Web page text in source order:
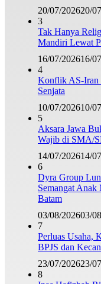
20/07/202620/
3
Tak Hanya
Mandiri Lewat
16/07/202616/
4
Konflik AS-Iran
Senjata
10/07/202610/
5
Aksara Jawa
Wajib di SMA/
14/07/202614/
6
Dyra Group
Semangat Anak
Batam
03/08/202603/
7
Perluas Usaha,
BPJS dan
23/07/202623/
8